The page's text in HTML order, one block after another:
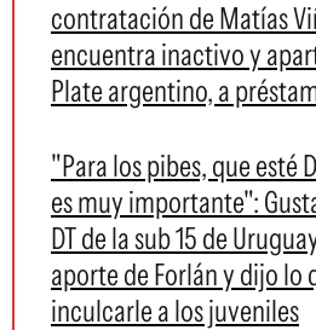
contratación de Matías
encuentra inactivo y
Plate argentino, a
"Para los pibes, que esté
es muy importante":
DT de la sub 15 de
aporte de Forlán y dijo lo
inculcarle a los juveniles